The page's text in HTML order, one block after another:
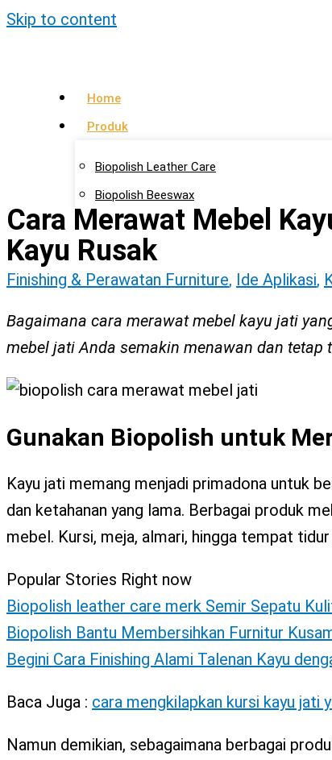
Skip to content
Home
Produk
Biopolish Leather Care
Biopolish Beeswax
Biopolish Natural Oil
Artikel
Lokasi Agen
Kontak Kami
Cara Merawat Mebel
Kayu Rusak
Finishing & Perawatan Furniture, Ide Aplikasi,
Bagaimana cara merawat mebel kayu jati
mebel jati Anda semakin menawan dan tetap
Gunakan Biopolish untuk
Kayu jati memang menjadi primadona untuk
dan ketahanan yang lama. Berbagai produk
mebel. Kursi, meja, almari, hingga tempat
Popular Stories Right now
Biopolish leather care merk Semir Sepatu
Biopolish Bantu Membersihkan Furnitur
Begini Cara Finishing Alami Talenan Kayu
Baca Juga : cara mengkilapkan kursi kayu jati
Namun demikian, sebagaimana berbagai